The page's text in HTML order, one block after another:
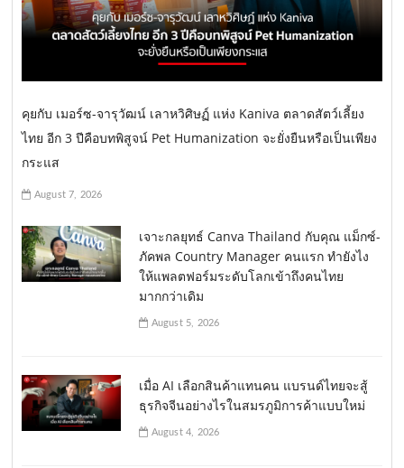
คุยกับ เมอร์ซ-จารุวัฒน์ เลาหวิศิษฏ์ แห่ง Kaniva ตลาดสัตว์เลี้ยง
ไทย อีก 3 ปีคือบทพิสูจน์ Pet Humanization จะยั่งยืนหรือเป็นเพียง
กระแส
August 7, 2026
เจาะกลยุทธ์ Canva Thailand กับคุณ แม็กซ์-
ภัคพล Country Manager คนแรก ทำยังไง
ให้แพลตฟอร์มระดับโลกเข้าถึงคนไทย
มากกว่าเดิม
August 5, 2026
เมื่อ AI เลือกสินค้าแทนคน แบรนด์ไทยจะสู้
ธุรกิจจีนอย่างไรในสมรภูมิการค้าแบบใหม่
August 4, 2026